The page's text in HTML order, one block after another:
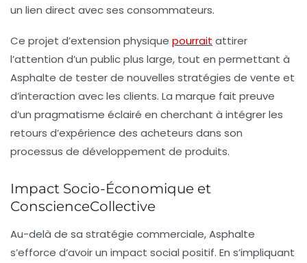
un lien direct avec ses consommateurs.
Ce projet d’extension physique pourrait attirer
l’attention d’un public plus large, tout en permettant à
Asphalte de tester de nouvelles stratégies de vente et
d’interaction avec les clients. La marque fait preuve
d’un pragmatisme éclairé en cherchant à intégrer les
retours d’expérience des acheteurs dans son
processus de développement de produits.
Impact Socio-Économique et
ConscienceCollective
Au-delà de sa stratégie commerciale, Asphalte
s’efforce d’avoir un impact social positif. En s’impliquant